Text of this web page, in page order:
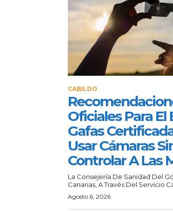
CABILDO
Oficiales Para El
Gafas
Usar Cámaras
Controlar A Las
La Consejería De Sanidad Del
Canarias, A Través Del Servicio
Agosto 6, 2026